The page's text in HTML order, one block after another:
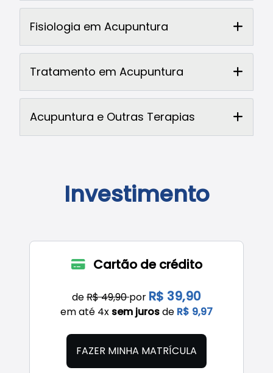
Fisiologia em Acupuntura
Tratamento em Acupuntura
Acupuntura e Outras Terapias
Investimento
Cartão de crédito
deR$ 49,90por R$ 39,90
em até 4x sem jurosde R$ 9,97
FAZER MINHA MATRÍCULA